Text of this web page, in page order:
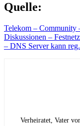
Quelle:
Telekom – Community
Diskussionen –
– DNS Server kann
Verheiratet, Vater